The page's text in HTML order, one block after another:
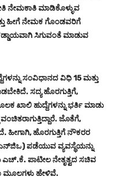
ನೇಮಕಾತಿ ಮಾಡಿಕೊಳ್ಳುವ
ಹೀಗೆ ನೇಮಕ ಗೊಂಡವರಿಗೆ
ಸಿಗುವಂತೆ ಮಾಡುವ
ಸಂವಿಧಾನದ ವಿಧಿ 15 ಮತ್ತು
ಸದ್ಯ ಹೊರಗುತ್ತಿಗೆ,
ಖಾಲಿ ಹುದ್ದೆಗಳನ್ನು ಭರ್ತಿ ಮಾಡು
ಜೊತೆಗೆ,
ಹೊರಗುತ್ತಿಗೆ ನೌಕರರ
ಪಡೆಯುವ ವ್ಯವಸ್ಥೆಯನ್ನು
ಪಾಟೀಲ ನೇತೃತ್ವದ ಸಚಿವ
ಮೂಲಗಳು ಹೇಳಿವೆ.